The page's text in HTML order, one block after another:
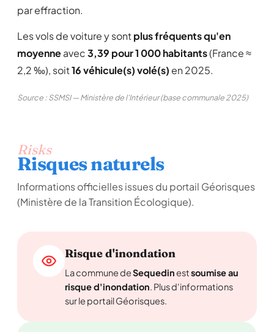
par effraction.
Les vols de voiture y sontplus fréquents qu'en
moyenneavec3,39 pour 1 000 habitants(France ≈
2,2 ‰), soit16 véhicule(s) volé(s) en 2025.
Source : SSMSI — Ministère de l'Intérieur (base communale 2025)
Risks
Risques naturels
Informations officielles issues du portail Géorisques
(Ministère de la Transition Écologique).
Risque d'inondation
La commune deSequedinestsoumise au
risque d'inondation. Plus d'informations
sur le portail Géorisques.